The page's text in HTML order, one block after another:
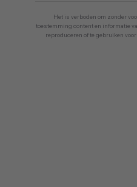
Het is verboden om zonder
toestemming content en informatie
reproduceren of te gebruiken